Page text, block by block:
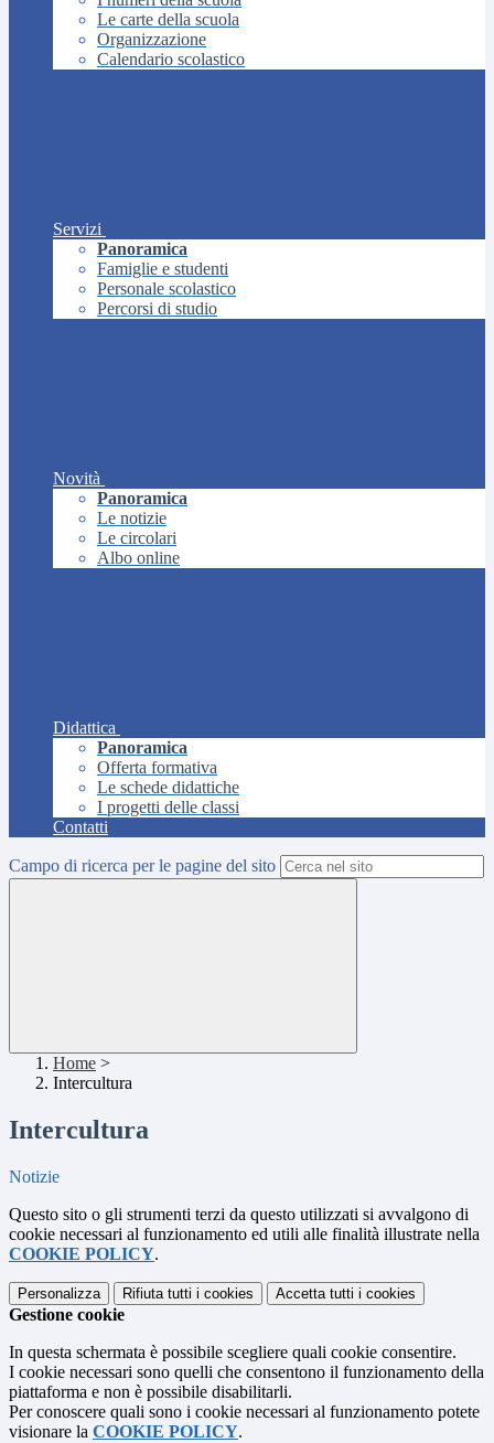
Le carte della scuola
Organizzazione
Calendario scolastico
Servizi
Panoramica
Famiglie e studenti
Personale scolastico
Percorsi di studio
Novità
Panoramica
Le notizie
Le circolari
Albo online
Didattica
Panoramica
Offerta formativa
Le schede didattiche
I progetti delle classi
Contatti
Campo di ricerca per le pagine del sito
Home >
Intercultura
Intercultura
Notizie
Questo sito o gli strumenti terzi da questo utilizzati si avvalgono di
cookie necessari al funzionamento ed utili alle finalità illustrate nella
COOKIE POLICY.
Personalizza Rifiuta tutti i cookies Accetta tutti i cookies
Gestione cookie
In questa schermata è possibile scegliere quali cookie consentire.
I cookie necessari sono quelli che consentono il funzionamento della
piattaforma e non è possibile disabilitarli.
Per conoscere quali sono i cookie necessari al funzionamento potete
visionare la COOKIE POLICY.